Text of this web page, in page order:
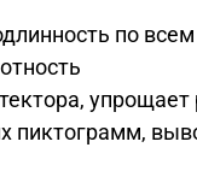
по
пиктограмм,